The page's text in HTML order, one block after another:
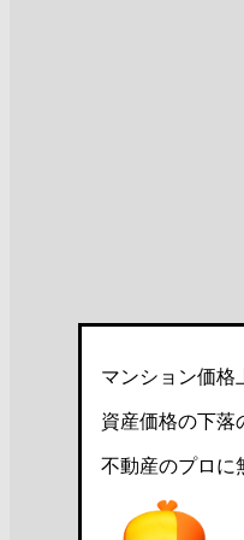
マンション価格
資産価格の下落
不動産のプロに